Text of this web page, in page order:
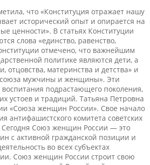
что «Конституция отражает нашу
исторический опыт и опирается на
ценности». В статьях Конституции
слова «единство, равенство,
отмечено, что важнейшим
политике являются дети, а
отцовства, материнства и детства» и
союза мужчины и женщины». Эти
подрастающего поколения,
устоев и традиций. Татьяна Петровна
«Союза женщин России». Свое начало
антифашистского комитета советских
Союз женщин России — это
с активной гражданской позиции и
во всех субъектах
Союз женщин России строит свою